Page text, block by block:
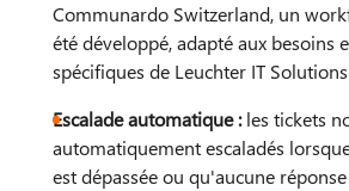
Communardo Switzerland, un
été développé, adapté aux besoins
spécifiques de Leuchter IT
Escalade automatique :les tickets
automatiquement escaladés
est dépassée ou qu'aucune